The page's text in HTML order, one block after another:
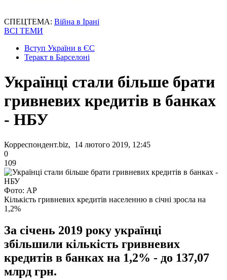
СПЕЦТЕМА: Війна в Ірані
ВСІ ТЕМИ
Вступ України в ЄС
Теракт в Барселоні
Українці стали більше брати
гривневих кредитів в банках
- НБУ
Корреспондент.biz, 14 лютого 2019, 12:45
0
109
Фото: АР
Кількість гривневих кредитів населенню в січні зросла на
1,2%
За січень 2019 року українці
збільшили кількість гривневих
кредитів в банках на 1,2% - до 137,07
млрд грн.